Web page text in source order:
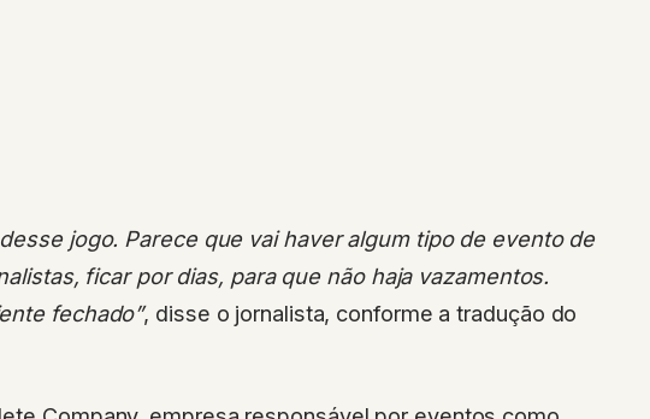
jogo. Parece que vai haver algum tipo de evento de
ficar por dias, para que não haja vazamentos.
fechado”, disse o jornalista, conforme a tradução do